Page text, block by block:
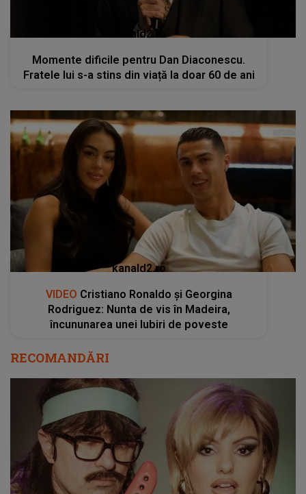
kanald2.ro
Momente dificile pentru Dan Diaconescu.
Fratele lui s-a stins din viață la doar 60 de ani
kanald2.ro
VIDEO Cristiano Ronaldo și Georgina
Rodriguez: Nunta de vis în Madeira,
încununarea unei Iubiri de poveste
RECOMANDĂRI